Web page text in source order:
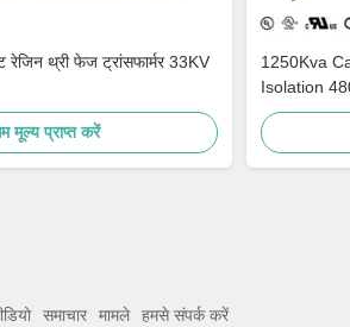
रेजिन थ्री फेज ट्रांसफार्मर 33KV
मूल्य प्राप्त करें
1250Kva Cast Resin Dry Type Transformers
Isolation
समाचार मामले हमसे संपर्क करें